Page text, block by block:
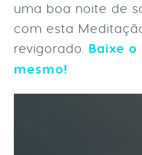
uma boa noite de
com esta
revigorado. Baixe
mesmo!